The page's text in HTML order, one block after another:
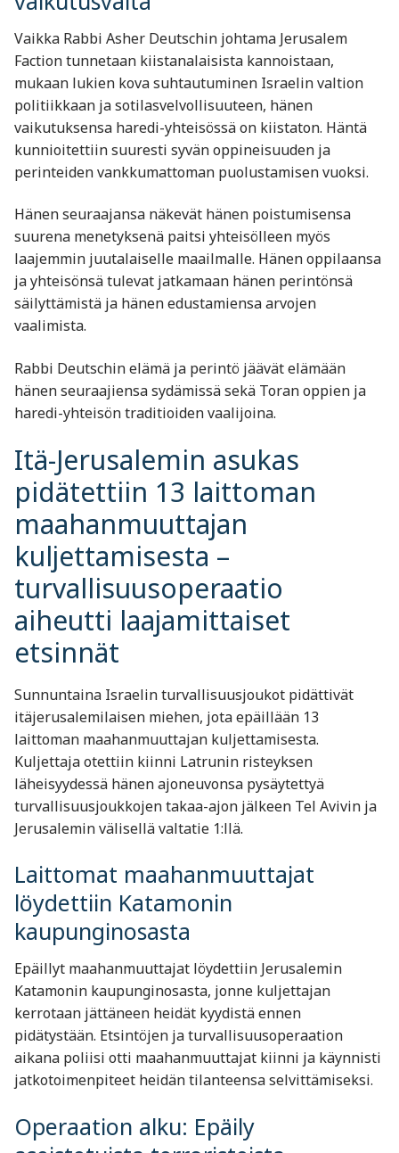
Vaikka Rabbi Asher Deutschin johtama Jerusalem
Faction tunnetaan kiistanalaisista kannoistaan,
mukaan lukien kova suhtautuminen Israelin valtion
politiikkaan ja sotilasvelvollisuuteen, hänen
vaikutuksensa haredi-yhteisössä on kiistaton. Häntä
kunnioitettiin suuresti syvän oppineisuuden ja
perinteiden vankkumattoman puolustamisen vuoksi.
Hänen seuraajansa näkevät hänen poistumisensa
suurena menetyksenä paitsi yhteisölleen myös
laajemmin juutalaiselle maailmalle. Hänen oppilaansa
ja yhteisönsä tulevat jatkamaan hänen perintönsä
säilyttämistä ja hänen edustamiensa arvojen
vaalimista.
Rabbi Deutschin elämä ja perintö jäävät elämään
hänen seuraajiensa sydämissä sekä Toran oppien ja
haredi-yhteisön traditioiden vaalijoina.
Itä-Jerusalemin asukas
pidätettiin 13 laittoman
maahanmuuttajan
kuljettamisesta –
turvallisuusoperaatio
aiheutti laajamittaiset
etsinnät
Sunnuntaina Israelin turvallisuusjoukot pidättivät
itäjerusalemilaisen miehen, jota epäillään 13
laittoman maahanmuuttajan kuljettamisesta.
Kuljettaja otettiin kiinni Latrunin risteyksen
läheisyydessä hänen ajoneuvonsa pysäytettyä
turvallisuusjoukkojen takaa-ajon jälkeen Tel Avivin ja
Jerusalemin välisellä valtatie 1:llä.
Laittomat maahanmuuttajat
löydettiin Katamonin
kaupunginosasta
Epäillyt maahanmuuttajat löydettiin Jerusalemin
Katamonin kaupunginosasta, jonne kuljettajan
kerrotaan jättäneen heidät kyydistä ennen
pidätystään. Etsintöjen ja turvallisuusoperaation
aikana poliisi otti maahanmuuttajat kiinni ja käynnisti
jatkotoimenpiteet heidän tilanteensa selvittämiseksi.
Operaation alku: Epäily